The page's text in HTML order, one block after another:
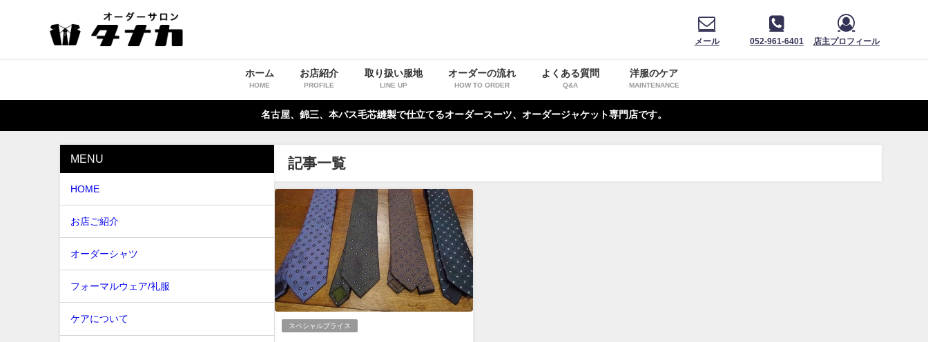
メール 052-961-6401 店主プロフィール
ホーム
HOME
お店紹介
PROFILE
取り扱い服地
LINE UP
オーダーの流れ
HOW TO ORDER
よくある質問
Q&A
洋服のケア
MAINTENANCE
名古屋、錦三、本バス毛芯縫製で仕立てるオーダースーツ、オーダージャケット専門店です。
記事一覧
スペシャルプライス
MENU
HOME
お店ご紹介
オーダーシャツ
フォーマルウェア/礼服
ケアについて